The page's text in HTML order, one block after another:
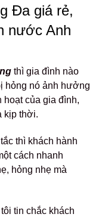
Đa giá rẻ,
nước Anh
thì gia đình nào
hỏng nó ảnh hưởng
của gia đình,
kịp thời.
thì khách hành
cách nhanh
hỏng nhẹ mà
tin chắc khách